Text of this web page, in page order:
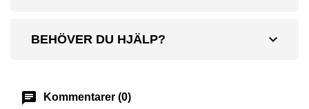
expand_more
BEHÖVER DU HJÄLP?
chat Kommentarer (0)